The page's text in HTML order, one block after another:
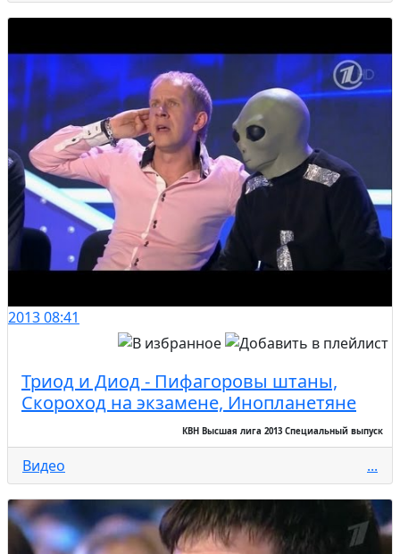
201308:41
Триод и Диод - Пифагоровы штаны,
Скороход на экзамене, Инопланетяне
КВН Высшая лига 2013 Специальный выпуск
Видео ...